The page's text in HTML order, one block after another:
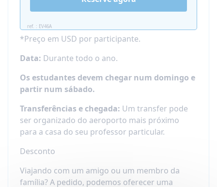
particular de idiomas na casa
do professor?
Este programa é muito flexível:
disponível durante o ano todo
em muitos destinos diferentes e em vários
países.
O programa éfeito sob medida
escolhe quando começa e quanto tempo
fica!
Para quem é adequada a
imersão domiciliar no ensino
de idiomas?
ref. : EV46A
*Preço em USD por participante.
Data: Durante todo o ano.
Os estudantes devem chegar num domingo e
partir num sábado.
Transferências e chegada: Um transfer pode
ser organizado do aeroporto mais próximo
para a casa do seu professor particular.
Desconto
Viajando com um amigo ou um membro da
família? A pedido, podemos oferecer uma